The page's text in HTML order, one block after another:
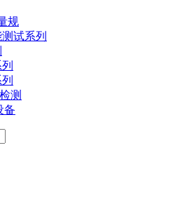
规
试系列
测
备